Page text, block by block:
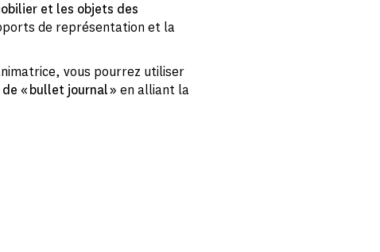
et les objets des
de représentation et la
vous pourrez utiliser
« bullet journal » en alliant la